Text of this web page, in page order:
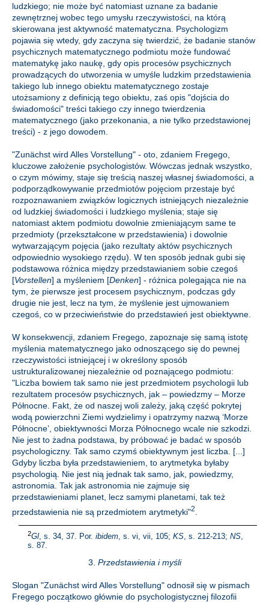
ludzkiego; nie może być natomiast uznane za badanie
zewnętrznej wobec tego umysłu rzeczywistości, na którą
skierowana jest aktywność matematyczna. Psychologizm
pojawia się wtedy, gdy zaczyna się twierdzić, że badanie stanów
psychicznych matematycznego podmiotu może fundować
matematykę jako naukę, gdy opis procesów psychicznych
prowadzących do utworzenia w umyśle ludzkim przedstawienia
takiego lub innego obiektu matematycznego zostaje
utożsamiony z definicją tego obiektu, zaś opis "dojścia do
świadomości" treści takiego czy innego twierdzenia
matematycznego (jako przekonania, a nie tylko przedstawionej
treści) - z jego dowodem.
"Zunächst wird Alles Vorstellung" - oto, zdaniem Fregego,
kluczowe założenie psychologistów. Wówczas jednak wszystko,
o czym mówimy, staje się treścią naszej własnej świadomości, a
podporządkowywanie przedmiotów pojęciom przestaje być
rozpoznawaniem związków logicznych istniejących niezależnie
od ludzkiej świadomości i ludzkiego myślenia; staje się
natomiast aktem podmiotu dowolnie zmieniającym same te
przedmioty (przekształcone w przedstawienia) i dowolnie
wytwarzającym pojęcia (jako rezultaty aktów psychicznych
odpowiednio wysokiego rzędu). W ten sposób jednak gubi się
podstawowa różnica między przedstawianiem sobie czegoś
[Vorstellen] a myśleniem [Denken] - różnica polegająca nie na
tym, że pierwsze jest procesem psychicznym, podczas gdy
drugie nie jest, lecz na tym, że myślenie jest ujmowaniem
czegoś, co w przeciwieństwie do przedstawień jest obiektywne.
W konsekwencji, zdaniem Fregego, zapoznaje się samą istotę
myślenia matematycznego jako odnoszącego się do pewnej
rzeczywistości istniejącej i w określony sposób
ustrukturalizowanej niezależnie od poznającego podmiotu:
"Liczba bowiem tak samo nie jest przedmiotem psychologii lub
rezultatem procesów psychicznych, jak – powiedzmy – Morze
Północne. Fakt, że od naszej woli zależy, jaką część pokrytej
wodą powierzchni Ziemi wydzielimy i opatrzymy nazwą ‘Morze
Północne’, obiektywności Morza Północnego wcale nie szkodzi.
Nie jest to żadna podstawa, by próbować je badać w sposób
psychologiczny. Tak samo czymś obiektywnym jest liczba. [...]
Gdyby liczba była przedstawieniem, to arytmetyka byłaby
psychologią. Nie jest nią jednak tak samo, jak, powiedzmy,
astronomia. Tak jak astronomia nie zajmuje się
przedstawieniami planet, lecz samymi planetami, tak też
przedstawienia nie są przedmiotem arytmetyki"2
2Gl, s. 34, 37. Por. ibidem, s. vi, vii, 105; KS, s. 212-213; NS,
s. 87.
3. Przedstawienia i myśli
Slogan "Zunächst wird Alles Vorstellung" odnosił się w pismach
Fregego początkowo głównie do psychologistycznej filozofii